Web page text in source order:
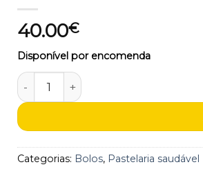
40.00€
Disponível por encomenda
Quantidade de Bolo de café, mel
Categorias: Bolos, Pastelaria saudável